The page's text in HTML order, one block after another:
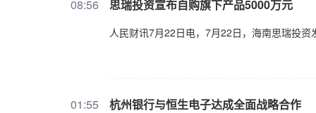
08:56 思瑞投资宣布自购旗下产品5000万元
人民财讯7月22日电，7月22日，海南思瑞投
01:55 杭州银行与恒生电子达成全面战略合作